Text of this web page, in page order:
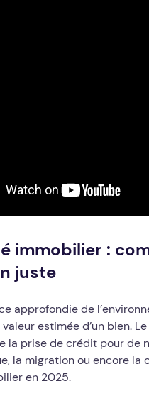
immobilier :
juste
approfondie de
estimée d’un bien.
la prise de crédit pour de
la migration ou encore
en 2025.